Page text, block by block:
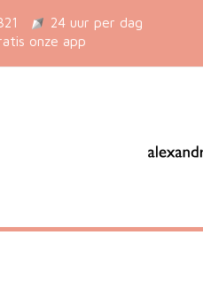
24 uur per dag
onze app